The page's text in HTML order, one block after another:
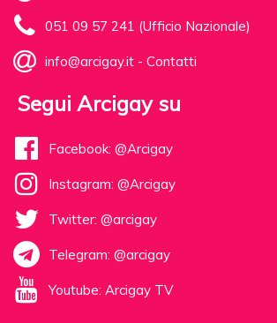
051 09 57 241 (Ufficio Nazionale)
info@arcigay.it - Contatti
Segui Arcigay su
Facebook: @Arcigay
Instagram: @Arcigay
Twitter: @arcigay
Telegram: @arcigay
Youtube: Arcigay TV